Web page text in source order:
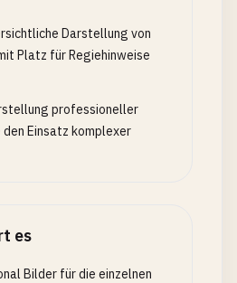
Darstellung von
Platz für Regiehinweise
professioneller
Einsatz komplexer
es
Bilder für die einzelnen